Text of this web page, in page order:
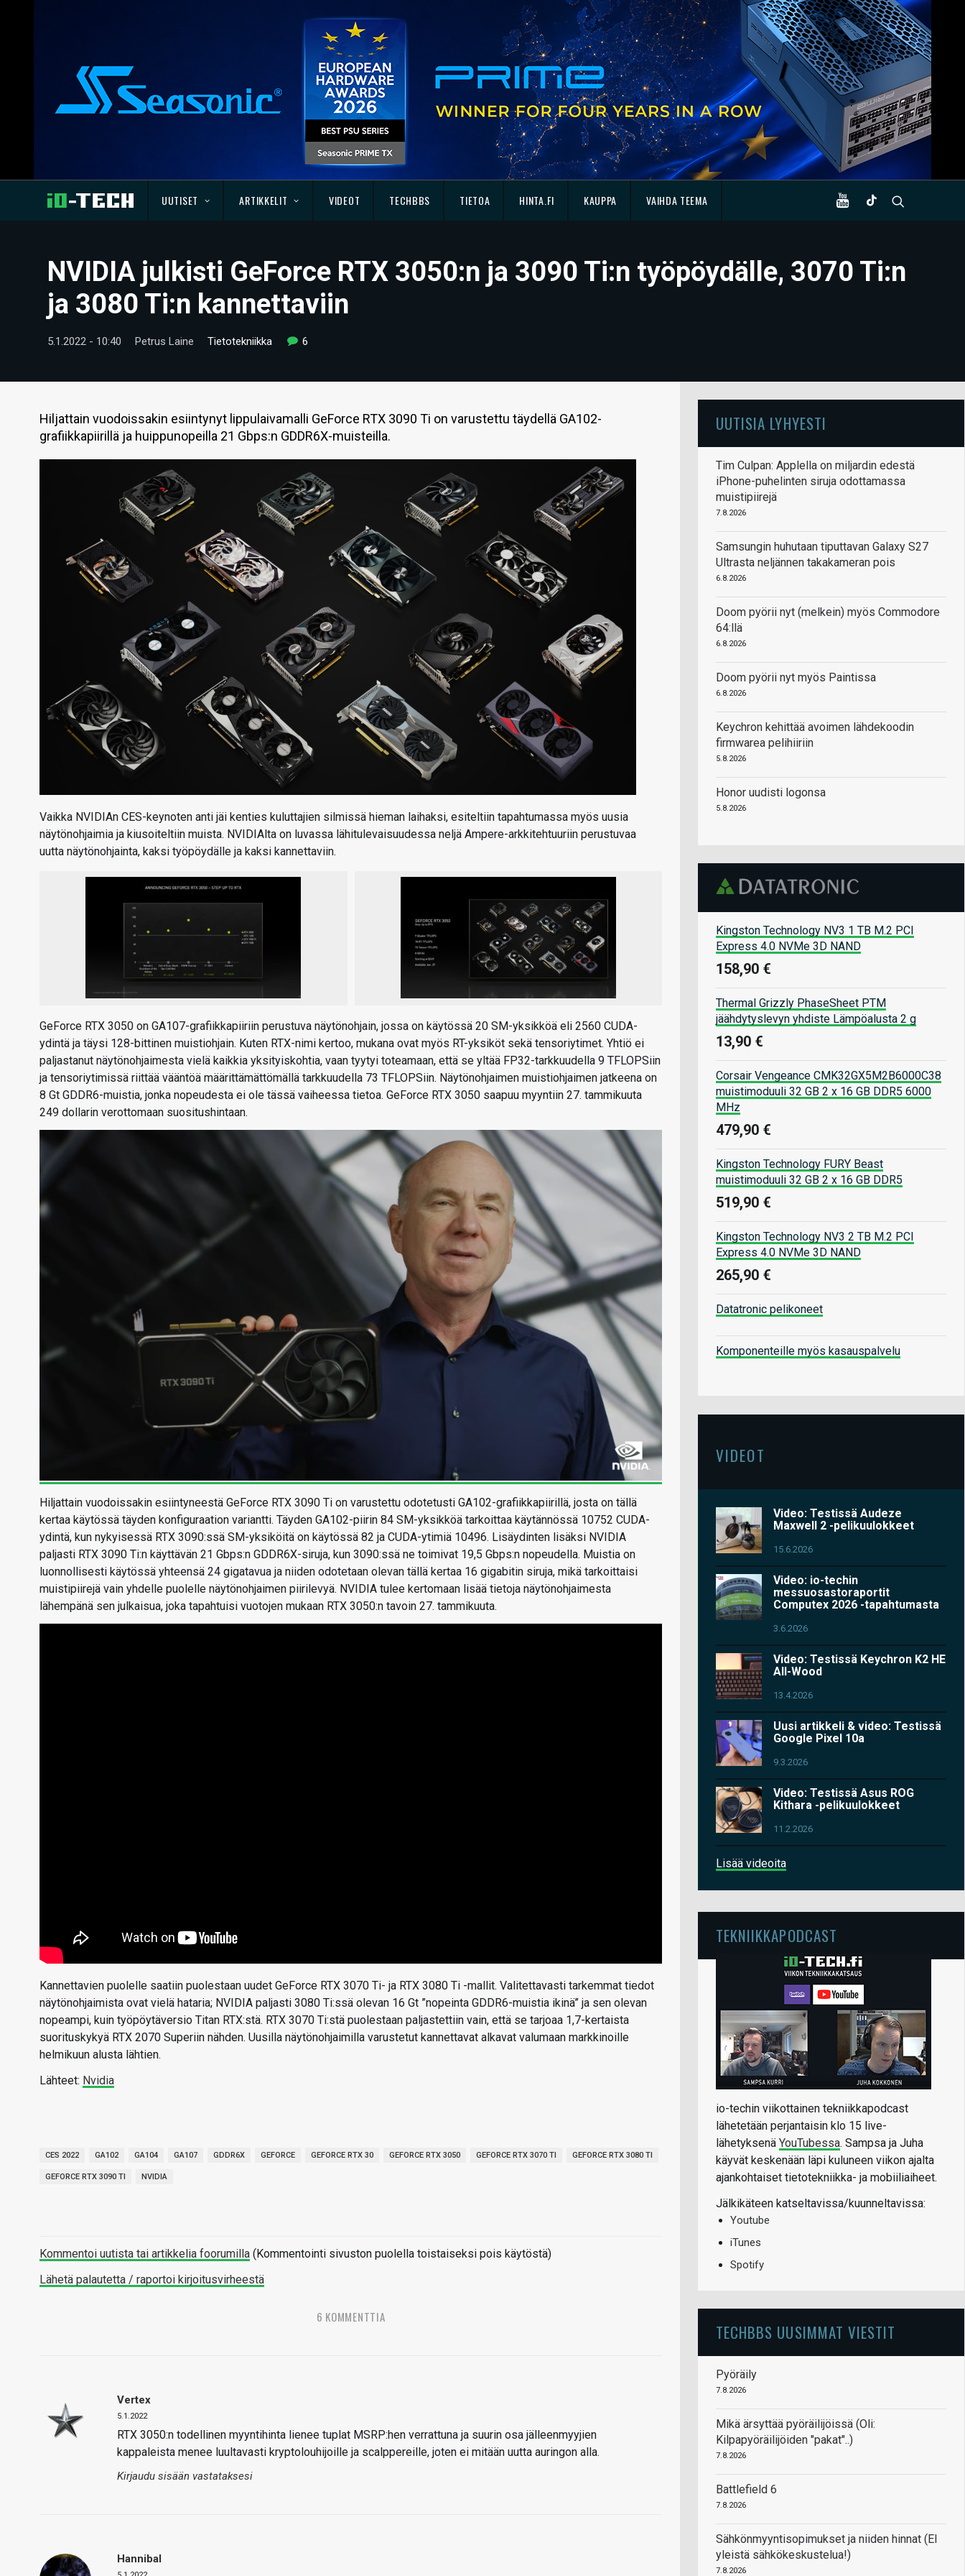
UUTISET ARTIKKELIT VIDEOT TECHBBS TIETOA HINTA.FI KAUPPA VAIHDA TEEMA
NVIDIA julkisti GeForce RTX 3050:n ja 3090 Ti:n työpöydälle, 3070 Ti:n
ja 3080 Ti:n kannettaviin
5.1.2022 - 10:40 Petrus Laine Tietotekniikka 6
Hiljattain vuodoissakin esiintynyt lippulaivamalli GeForce RTX 3090 Ti on varustettu täydellä GA102-
grafiikkapiirillä ja huippunopeilla 21 Gbps:n GDDR6X-muisteilla.
Vaikka NVIDIAn CES-keynoten anti jäi kenties kuluttajien silmissä hieman laihaksi, esiteltiin tapahtumassa myös uusia
näytönohjaimia ja kiusoiteltiin muista. NVIDIAlta on luvassa lähitulevaisuudessa neljä Ampere-arkkitehtuuriin perustuvaa
uutta näytönohjainta, kaksi työpöydälle ja kaksi kannettaviin.
GeForce RTX 3050 on GA107-grafiikkapiiriin perustuva näytönohjain, jossa on käytössä 20 SM-yksikköä eli 2560 CUDA-
ydintä ja täysi 128-bittinen muistiohjain. Kuten RTX-nimi kertoo, mukana ovat myös RT-yksiköt sekä tensoriytimet. Yhtiö ei
paljastanut näytönohjaimesta vielä kaikkia yksityiskohtia, vaan tyytyi toteamaan, että se yltää FP32-tarkkuudella 9 TFLOPSiin
ja tensoriytimissä riittää vääntöä määrittämättömällä tarkkuudella 73 TFLOPSiin. Näytönohjaimen muistiohjaimen jatkeena on
8 Gt GDDR6-muistia, jonka nopeudesta ei ole tässä vaiheessa tietoa. GeForce RTX 3050 saapuu myyntiin 27. tammikuuta
249 dollarin verottomaan suositushintaan.
Hiljattain vuodoissakin esiintyneestä GeForce RTX 3090 Ti on varustettu odotetusti GA102-grafiikkapiirillä, josta on tällä
kertaa käytössä täyden konfiguraation variantti. Täyden GA102-piirin 84 SM-yksikköä tarkoittaa käytännössä 10752 CUDA-
ydintä, kun nykyisessä RTX 3090:ssä SM-yksiköitä on käytössä 82 ja CUDA-ytimiä 10496. Lisäydinten lisäksi NVIDIA
paljasti RTX 3090 Ti:n käyttävän 21 Gbps:n GDDR6X-siruja, kun 3090:ssä ne toimivat 19,5 Gbps:n nopeudella. Muistia on
luonnollisesti käytössä yhteensä 24 gigatavua ja niiden odotetaan olevan tällä kertaa 16 gigabitin siruja, mikä tarkoittaisi
muistipiirejä vain yhdelle puolelle näytönohjaimen piirilevyä. NVIDIA tulee kertomaan lisää tietoja näytönohjaimesta
lähempänä sen julkaisua, joka tapahtuisi vuotojen mukaan RTX 3050:n tavoin 27. tammikuuta.
Kannettavien puolelle saatiin puolestaan uudet GeForce RTX 3070 Ti- ja RTX 3080 Ti -mallit. Valitettavasti tarkemmat tiedot
näytönohjaimista ovat vielä hataria; NVIDIA paljasti 3080 Ti:ssä olevan 16 Gt ”nopeinta GDDR6-muistia ikinä” ja sen olevan
nopeampi, kuin työpöytäversio Titan RTX:stä. RTX 3070 Ti:stä puolestaan paljastettiin vain, että se tarjoaa 1,7-kertaista
suorituskykyä RTX 2070 Superiin nähden. Uusilla näytönohjaimilla varustetut kannettavat alkavat valumaan markkinoille
helmikuun alusta lähtien.
Lähteet: Nvidia
CES 2022 GA102 GA104 GA107 GDDR6X GEFORCE GEFORCE RTX 30 GEFORCE RTX 3050 GEFORCE RTX 3070 TI GEFORCE RTX 3080 TI
GEFORCE RTX 3090 TI NVIDIA
Kommentoi uutista tai artikkelia foorumilla (Kommentointi sivuston puolella toistaiseksi pois käytöstä)
Lähetä palautetta / raportoi kirjoitusvirheestä
6 KOMMENTTIA
Vertex
5.1.2022
RTX 3050:n todellinen myyntihinta lienee tuplat MSRP:hen verrattuna ja suurin osa jälleenmyyjien
kappaleista menee luultavasti kryptolouhijoille ja scalppereille, joten ei mitään uutta auringon alla.
Kirjaudu sisään vastataksesi
Hannibal
UUTISIA LYHYESTI
Tim Culpan: Applella on miljardin edestä
iPhone-puhelinten siruja odottamassa
muistipiirejä
7.8.2026
Samsungin huhutaan tiputtavan Galaxy S27
Ultrasta neljännen takakameran pois
6.8.2026
Doom pyörii nyt (melkein) myös Commodore
64:llä
6.8.2026
Doom pyörii nyt myös Paintissa
6.8.2026
Keychron kehittää avoimen lähdekoodin
firmwarea pelihiiriin
5.8.2026
Honor uudisti logonsa
5.8.2026
Kingston Technology NV3 1 TB M.2 PCI
Express 4.0 NVMe 3D NAND
158,90 €
Thermal Grizzly PhaseSheet PTM
jäähdytyslevyn yhdiste Lämpöalusta 2 g
13,90 €
Corsair Vengeance CMK32GX5M2B6000C38
muistimoduuli 32 GB 2 x 16 GB DDR5 6000
MHz
479,90 €
Kingston Technology FURY Beast
muistimoduuli 32 GB 2 x 16 GB DDR5
519,90 €
Kingston Technology NV3 2 TB M.2 PCI
Express 4.0 NVMe 3D NAND
265,90 €
Datatronic pelikoneet
Komponenteille myös kasauspalvelu
VIDEOT
Video: Testissä Audeze
Maxwell 2 -pelikuulokkeet
15.6.2026
Video: io-techin
messuosastoraportit
Computex 2026 -tapahtumasta
3.6.2026
Video: Testissä Keychron K2 HE
All-Wood
13.4.2026
Uusi artikkeli & video: Testissä
Google Pixel 10a
9.3.2026
Video: Testissä Asus ROG
Kithara -pelikuulokkeet
11.2.2026
Lisää videoita
TEKNIIKKAPODCAST
io-techin viikottainen tekniikkapodcast
lähetetään perjantaisin klo 15 live-
lähetyksenä YouTubessa. Sampsa ja Juha
käyvät keskenään läpi kuluneen viikon ajalta
ajankohtaiset tietotekniikka- ja mobiiliaiheet.
Jälkikäteen katseltavissa/kuunneltavissa:
Youtube
iTunes
Spotify
TECHBBS UUSIMMAT VIESTIT
Pyöräily
7.8.2026
Mikä ärsyttää pyöräilijöissä (Oli:
Kilpapyöräilijöiden "pakat"..)
7.8.2026
Battlefield 6
7.8.2026
Sähkönmyyntisopimukset ja niiden hinnat (EI
yleistä sähkökeskustelua!)
7.8.2026